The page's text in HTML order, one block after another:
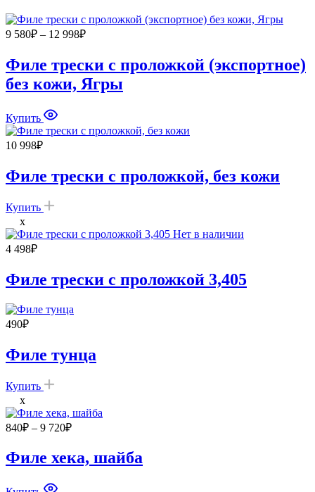
9 580₽ – 12 998₽Диапазон
580₽
–
Филе трески с проложкой (экспортное)
без кожи, Ягры
Купить
10 998₽
Филе трески с проложкой, без кожи
Купить
x
Нет в наличии
4 498₽
Филе трески с проложкой 3,405
490₽
Филе тунца
Купить
x
840₽ – 9 720₽Диапазон
–
Филе хека, шайба